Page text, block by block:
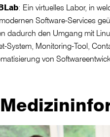
: Ein virtuelles Labor, in
Software-Services
dadurch den Umgang mit
System, Monitoring-Tool,
von